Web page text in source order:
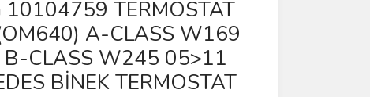
10104759 TERMOSTAT
A-CLASS W169
CLASS W245 05>11
BİNEK TERMOSTAT